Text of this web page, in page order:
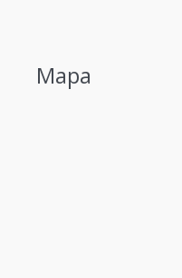
Mapa